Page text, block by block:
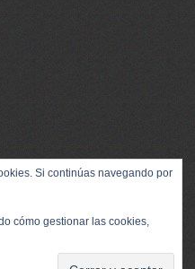
Si continúas navegando por
cómo gestionar las cookies,